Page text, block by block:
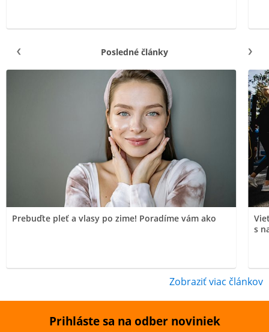
Posledné články
Prebuďte pleť a vlasy po zime! Poradíme vám ako
s
Zobraziť viac článkov
Prihláste sa na odber noviniek